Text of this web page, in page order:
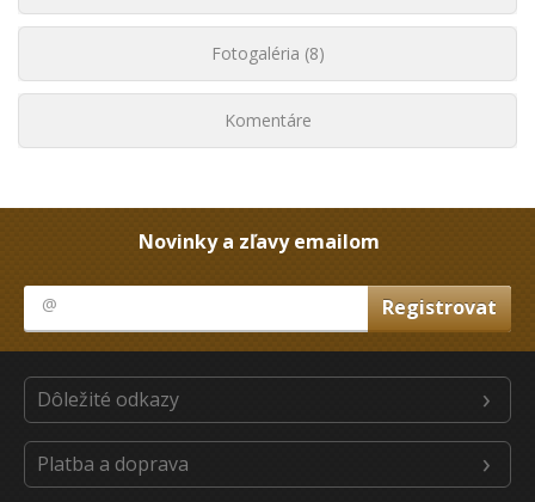
Fotogaléria (8)
Komentáre
Novinky a zľavy emailom
Dôležité odkazy
Platba a doprava